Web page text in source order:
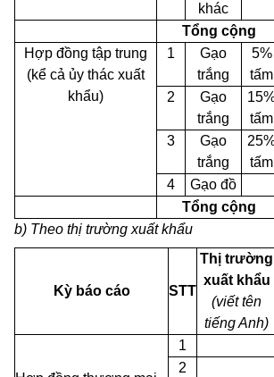
khác
Tổng cộng
Hợp đồng tập trung
(kể cả ủy thác xuất
khẩu)
1
Gạo
trắng
5%
tấm
2
Gạo
trắng
tấm
3
Gạo
trắng
tấm
4
Gạo đồ
Tổng cộng
b) Theo thị trường xuất khẩu
Kỳ báo cáo STT
Thị trường
xuất khẩu
(viết tên
tiếng Anh)
1
2